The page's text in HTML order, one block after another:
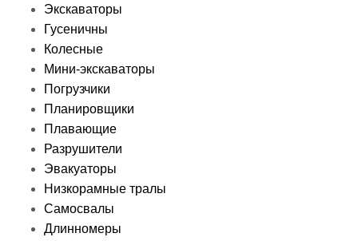
Экскаваторы
Гусеничны
Колесные
Мини-экскаваторы
Погрузчики
Планировщики
Плавающие
Разрушители
Эвакуаторы
Низкорамные тралы
Самосвалы
Длинномеры